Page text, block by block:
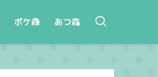
ポケ森 あつ森